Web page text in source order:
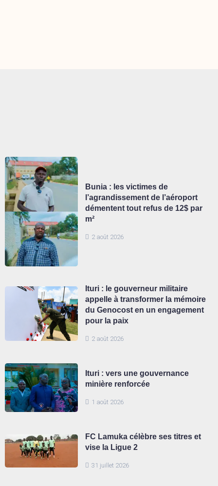
2 août 2026
Bunia : les victimes de
l’agrandissement de l’aéroport
démentent tout refus de 12$ par
m²
2 août 2026
Ituri : le gouverneur militaire
appelle à transformer la mémoire
du Genocost en un engagement
pour la paix
1 août 2026
Ituri : vers une gouvernance
minière renforcée
31 juillet 2026
FC Lamuka célèbre ses titres et
vise la Ligue 2